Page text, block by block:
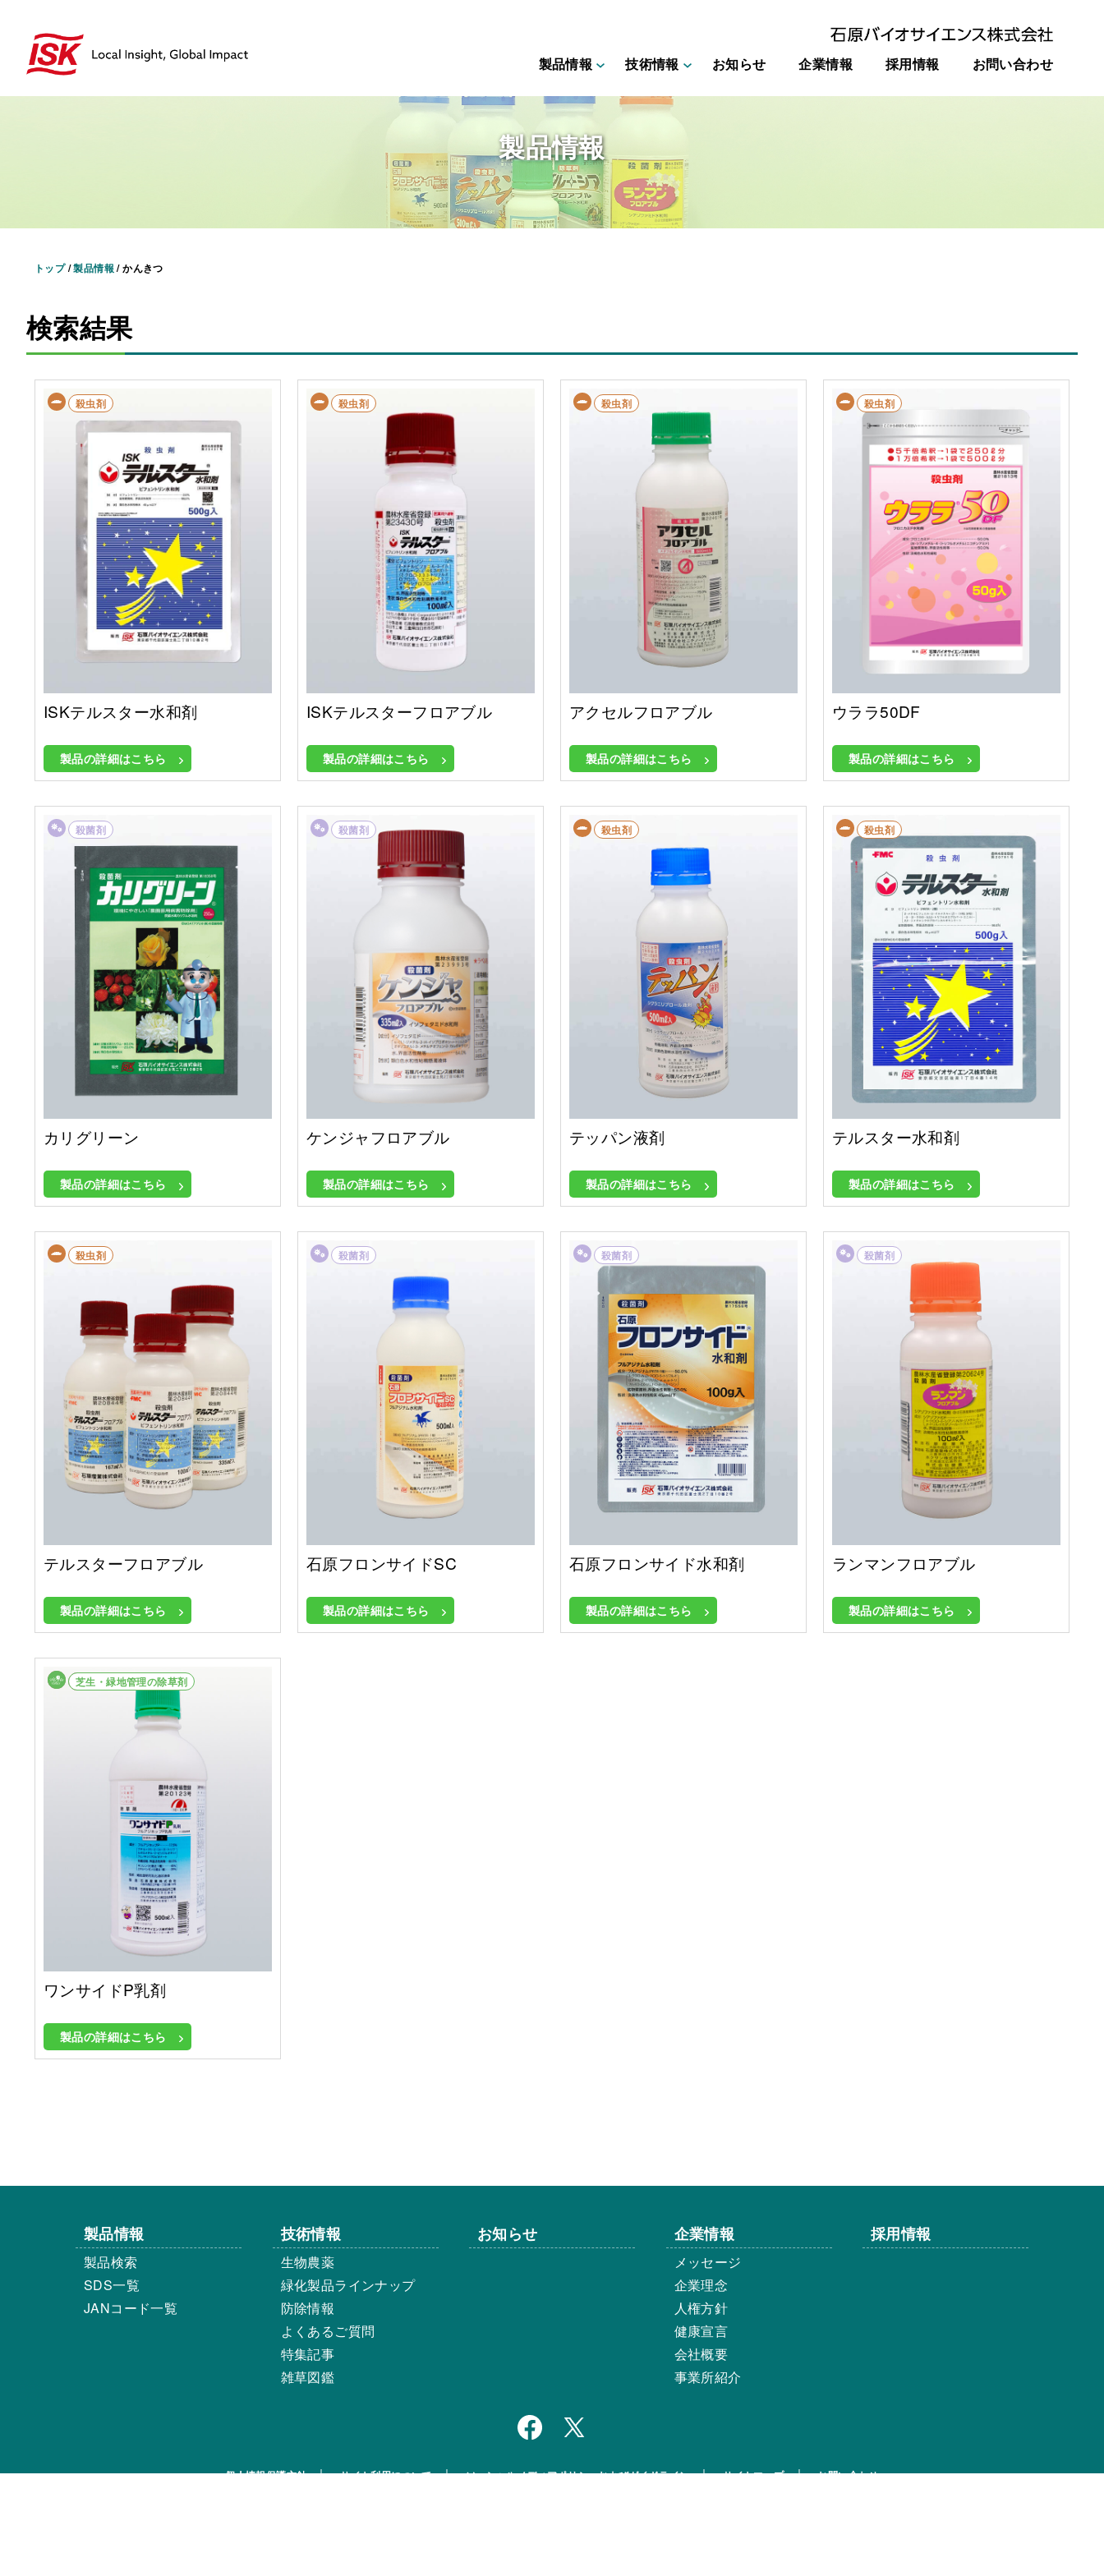
製品情報 技術情報 お知らせ 企業情報 採用情報 お問い合わせ
製品情報
トップ/製品情報 /かんきつ
検索結果
殺虫剤
ISKテルスター水和剤
製品の詳細はこちら
殺虫剤
ISKテルスターフロアブル
製品の詳細はこちら
殺虫剤
アクセルフロアブル
製品の詳細はこちら
殺虫剤
ウララ50DF
製品の詳細はこちら
殺菌剤
カリグリーン
製品の詳細はこちら
殺菌剤
ケンジャフロアブル
製品の詳細はこちら
殺虫剤
テッパン液剤
製品の詳細はこちら
殺虫剤
テルスター水和剤
製品の詳細はこちら
殺虫剤
テルスターフロアブル
製品の詳細はこちら
殺菌剤
石原フロンサイドSC
製品の詳細はこちら
殺菌剤
石原フロンサイド水和剤
製品の詳細はこちら
殺菌剤
ランマンフロアブル
製品の詳細はこちら
畑作等除草剤
芝生・緑地管理の除草剤
ワンサイドP乳剤
製品の詳細はこちら
製品情報
製品検索
SDS一覧
JANコード一覧
技術情報
生物農薬
緑化製品ラインナップ
防除情報
よくあるご質問
特集記事
雑草図鑑
お知らせ 企業情報
メッセージ
企業理念
人権方針
健康宣言
会社概要
事業所紹介
採用情報
個人情報保護方針 サイト利用について ソーシャルメディアポリシーおよびガイドライン サイトマップ お問い合わせ